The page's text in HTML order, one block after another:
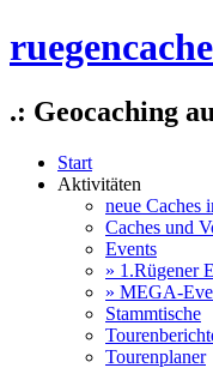
.: Geocaching
Start
Aktivitäten
neue Caches
Caches und
Events
» 1.Rügener
» MEGA-
Stammtische
Tourenplaner